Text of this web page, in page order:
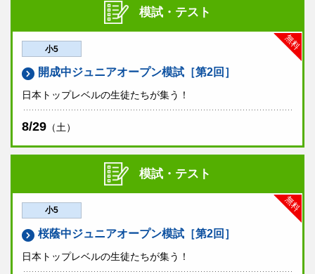
模試・テスト
無料
小5
開成中ジュニアオープン模試［第2回］
日本トップレベルの生徒たちが集う！
8/29 （土）
模試・テスト
無料
小5
桜蔭中ジュニアオープン模試［第2回］
日本トップレベルの生徒たちが集う！